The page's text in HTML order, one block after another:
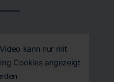
kann nur mit
Cookies angezeigt